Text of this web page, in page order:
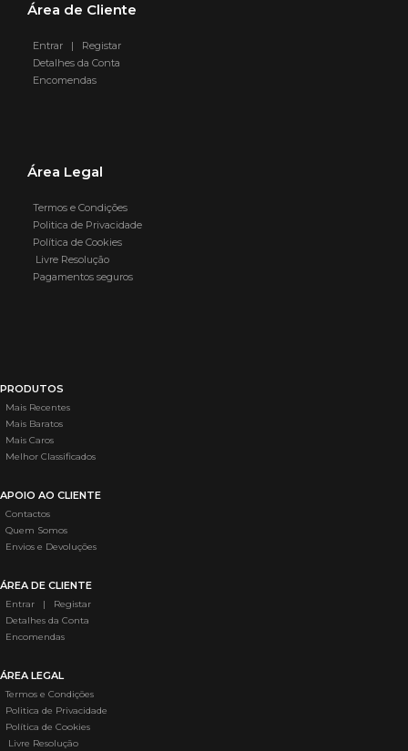
Área de Cliente
Entrar | Registar
Detalhes da Conta
Encomendas
Área Legal
Termos e Condições
Politica de Privacidade
Política de Cookies
Livre Resolução
Pagamentos seguros
PRODUTOS
Mais Recentes
Mais Baratos
Mais Caros
Melhor Classificados
APOIO AO CLIENTE
Contactos
Quem Somos
Envios e Devoluções
ÁREA DE CLIENTE
Entrar | Registar
Detalhes da Conta
Encomendas
ÁREA LEGAL
Termos e Condições
Politica de Privacidade
Política de Cookies
Livre Resolução